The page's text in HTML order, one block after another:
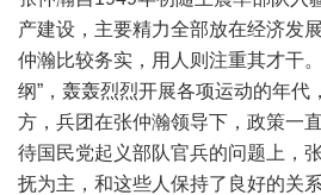
产建设，主要精力全部放在经济发
仲瀚比较务实，用人则注重其才干
纲”，轰轰烈烈开展各项运动的年代
方，兵团在张仲瀚领导下，政策一
待国民党起义部队官兵的问题上，
抚为主，和这些人保持了良好的关